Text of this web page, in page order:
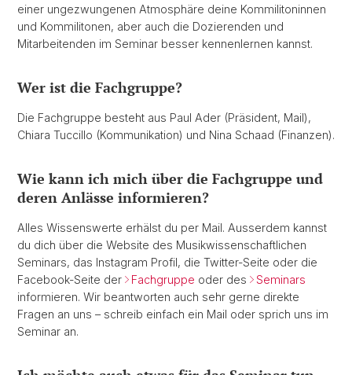
einer ungezwungenen Atmosphäre deine Kommilitoninnen
und Kommilitonen, aber auch die Dozierenden und
Mitarbeitenden im Seminar besser kennenlernen kannst.
Wer ist die Fachgruppe?
Die Fachgruppe besteht aus Paul Ader (Präsident, Mail),
Chiara Tuccillo (Kommunikation) und Nina Schaad (Finanzen).
Wie kann ich mich über die Fachgruppe und
deren Anlässe informieren?
Alles Wissenswerte erhälst du per Mail. Ausserdem kannst
du dich über die Website des Musikwissenschaftlichen
Seminars, das Instagram Profil, die Twitter-Seite oder die
Facebook-Seite der
Fachgruppe oder des
Seminars
informieren. Wir beantworten auch sehr gerne direkte
Fragen an uns – schreib einfach ein Mail oder sprich uns im
Seminar an.